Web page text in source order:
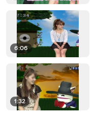
6:06
1:32